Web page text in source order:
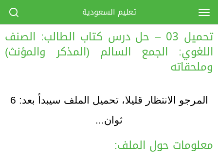
تحميل 03 – حل درس كتاب الطالب: الصنف
اللغوي: الجمع السالم (المذكر والمؤنث)
وملحقاته
المرجو الانتظار قليلا، تحميل الملف سيبدأ بعد: 6
ثوان...
معلومات حول الملف:
تعليم السعودية